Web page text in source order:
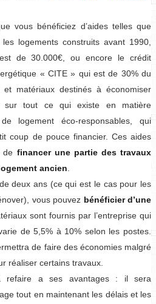
vous bénéficiez d’aides telles que
logements construits avant 1990,
de 30.000€, ou encore le crédit
« CITE » qui est de 30% du
matériaux destinés à économiser
sur tout ce qui existe en matière
logement éco-responsables, qui
coup de pouce financier. Ces aides
de financer une partie des travaux
ancien
deux ans (ce qui est le cas pour les
vous pouvez bénéficier d’une
sont fournis par l’entreprise qui
de 5,5% à 10% selon les postes.
de faire des économies malgré
réaliser certains travaux.
refaire a ses avantages : il sera
tout en maintenant les délais et les